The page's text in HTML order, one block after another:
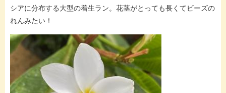
シアに分布する大型の着生ラン。花茎がとっても長くてビーズの
れんみたい！